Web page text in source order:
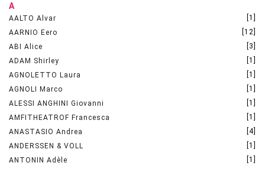
A
AALTO Alvar
[1]
AARNIO Eero
[12]
ABI Alice
[3]
ADAM Shirley
[1]
AGNOLETTO Laura
[1]
AGNOLI Marco
[1]
ALESSI ANGHINI Giovanni
[1]
AMFITHEATROF Francesca
[1]
ANASTASIO Andrea
[4]
ANDERSSEN & VOLL
[1]
ANTONIN Adèle
[1]